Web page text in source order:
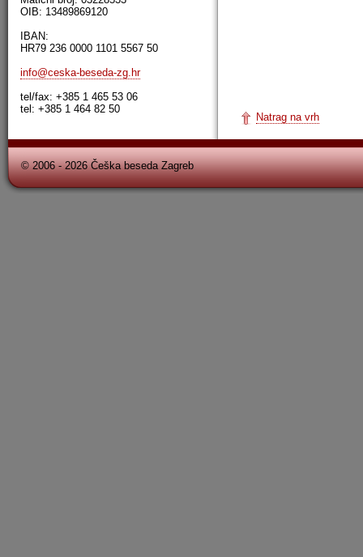
OIB: 13489869120
IBAN:
HR79 236 0000 1101 5567 50
info@ceska-beseda-zg.hr
tel/fax: +385 1 465 53 06
tel: +385 1 464 82 50
Natrag na vrh
© 2006 - 2026 Češka beseda Zagreb